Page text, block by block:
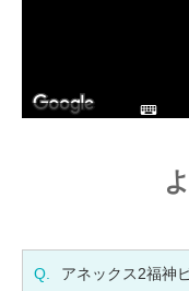
Q.
アネックス2福神